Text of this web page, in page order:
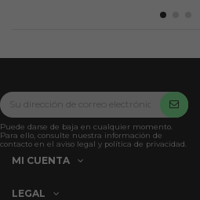
Puede darse de baja en cualquier momento.
Para ello, consulte nuestra información de
contacto en el aviso legal y política de privacidad.
MI CUENTA
LEGAL